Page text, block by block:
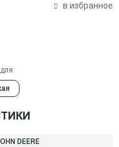
в избранное
DEERE